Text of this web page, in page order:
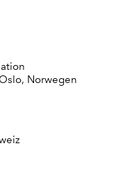
Norwegen